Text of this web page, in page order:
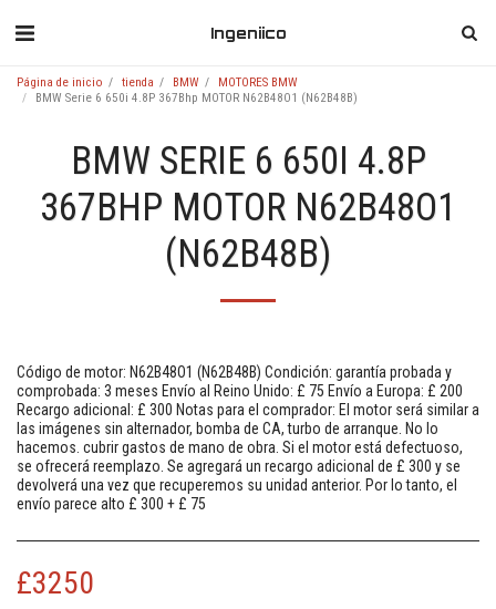
Ingeniico
Página de inicio tienda BMW
MOTORES BMW
BMW Serie 6 650i 4.8P 367Bhp MOTOR N62B48O1 (N62B48B)
BMW SERIE 6 650I 4.8P
367BHP MOTOR N62B48O1
(N62B48B)
Código de motor: N62B48O1 (N62B48B) Condición: garantía probada y
comprobada: 3 meses Envío al Reino Unido: £ 75 Envío a Europa: £ 200
Recargo adicional: £ 300 Notas para el comprador: El motor será similar a
las imágenes sin alternador, bomba de CA, turbo de arranque. No lo
hacemos. cubrir gastos de mano de obra. Si el motor está defectuoso,
se ofrecerá reemplazo. Se agregará un recargo adicional de £ 300 y se
devolverá una vez que recuperemos su unidad anterior. Por lo tanto, el
envío parece alto £ 300 + £ 75
£3250